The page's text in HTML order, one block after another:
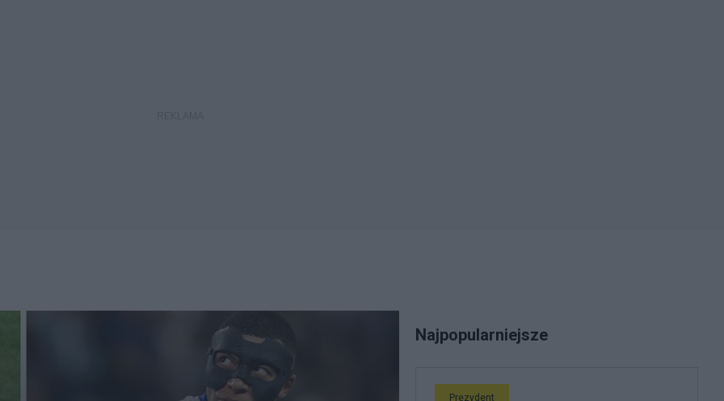
Najpopularniejsze
Prezydent